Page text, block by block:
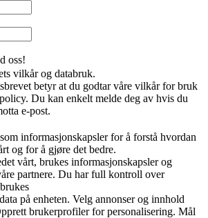
oss!
vilkår og databruk.
betyr at du godtar våre vilkår for bruk
Du kan enkelt melde deg av hvis du
e-post.
informasjonskapsler for å forstå hvordan
og for å gjøre det bedre.
vårt, brukes informasjonskapsler og
partnere. Du har full kontroll over
på enheten. Velg annonser og innhold
brukerprofiler for personalisering. Mål